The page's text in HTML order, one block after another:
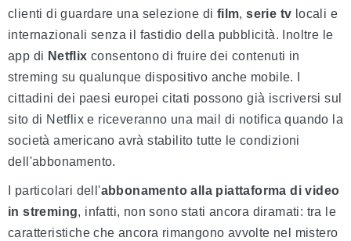
clienti di guardare una selezione di film,serie tv locali e
internazionali senza il fastidio della pubblicità. Inoltre le
app di Netflix consentono di fruire dei contenuti in
streming su qualunque dispositivo anche mobile. I
cittadini dei paesi europei citati possono già iscriversi sul
sito di Netflix e riceveranno una mail di notifica quando la
società americano avrà stabilito tutte le condizioni
dell'abbonamento.
I particolari dell'abbonamento alla piattaforma di video
in streming, infatti, non sono stati ancora diramati: tra le
caratteristiche che ancora rimangono avvolte nel mistero